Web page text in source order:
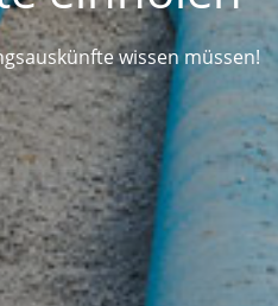
wissen müssen!